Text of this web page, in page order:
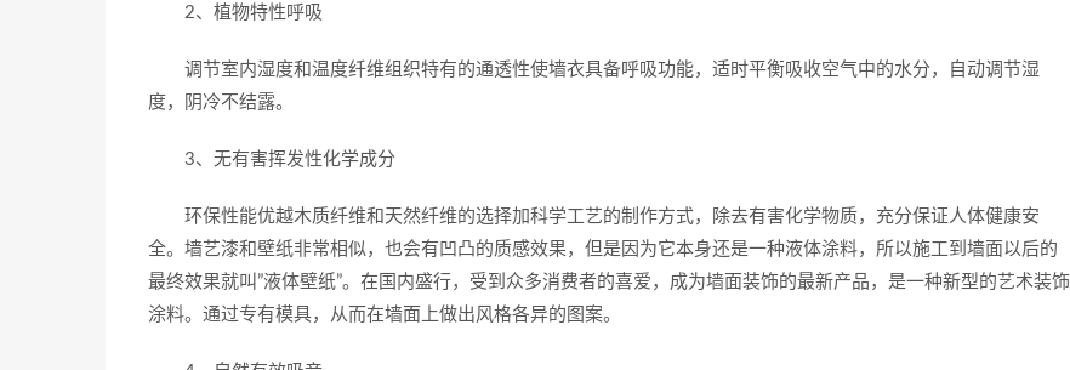
2、植物特性呼吸
调节室内湿度和温度纤维组织特有的通透性使墙衣具备呼吸功能，适时平衡吸收空气中的水分，自动调节湿
度，阴冷不结露。
3、无有害挥发性化学成分
环保性能优越木质纤维和天然纤维的选择加科学工艺的制作方式，除去有害化学物质，充分保证人体健康安
全。墙艺漆和壁纸非常相似，也会有凹凸的质感效果，但是因为它本身还是一种液体涂料，所以施工到墙面以后的
最终效果就叫”液体壁纸”。在国内盛行，受到众多消费者的喜爱，成为墙面装饰的最新产品，是一种新型的艺术装饰
涂料。通过专有模具，从而在墙面上做出风格各异的图案。